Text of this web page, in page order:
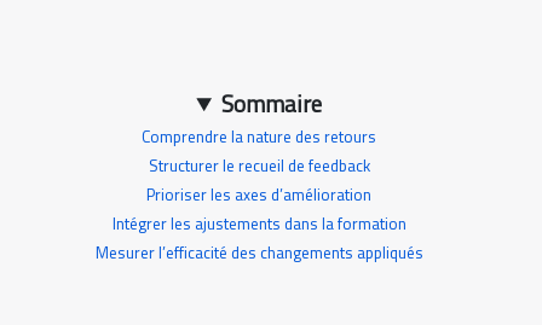
Sommaire
Comprendre la nature des retours
Structurer le recueil de feedback
Prioriser les axes d’amélioration
Intégrer les ajustements dans la formation
Mesurer l’efficacité des changements appliqués